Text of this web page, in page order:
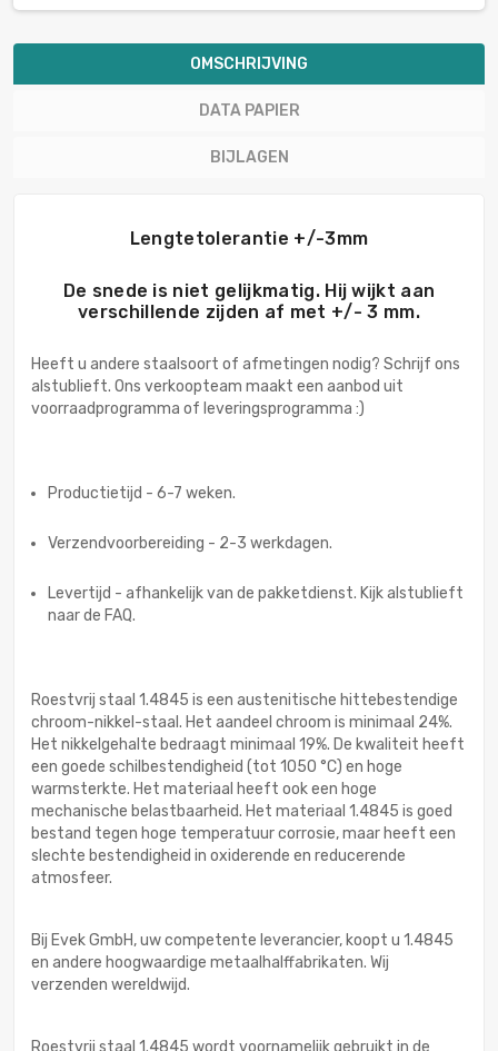
OMSCHRIJVING
DATA PAPIER
BIJLAGEN
Lengtetolerantie +/-3mm
De snede is niet gelijkmatig. Hij wijkt aan
verschillende zijden af met +/- 3 mm.
Heeft u andere staalsoort of afmetingen nodig? Schrijf ons
alstublieft. Ons verkoopteam maakt een aanbod uit
voorraadprogramma of leveringsprogramma :)
Productietijd - 6-7 weken.
Verzendvoorbereiding - 2-3 werkdagen.
Levertijd - afhankelijk van de pakketdienst. Kijk alstublieft
naar de FAQ.
Roestvrij staal 1.4845 is een austenitische hittebestendige
chroom-nikkel-staal. Het aandeel chroom is minimaal 24%.
Het nikkelgehalte bedraagt minimaal 19%. De kwaliteit heeft
een goede schilbestendigheid (tot 1050 °C) en hoge
warmsterkte. Het materiaal heeft ook een hoge
mechanische belastbaarheid. Het materiaal 1.4845 is goed
bestand tegen hoge temperatuur corrosie, maar heeft een
slechte bestendigheid in oxiderende en reducerende
atmosfeer.
Bij Evek GmbH, uw competente leverancier, koopt u 1.4845
en andere hoogwaardige metaalhalffabrikaten. Wij
verzenden wereldwijd.